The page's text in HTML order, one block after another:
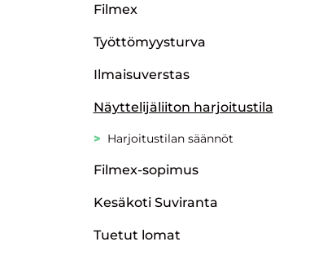
Filmex
Työttömyysturva
Ilmaisuverstas
Näyttelijäliiton harjoitustila
Harjoitustilan säännöt
Filmex-sopimus
Kesäkoti Suviranta
Tuetut lomat